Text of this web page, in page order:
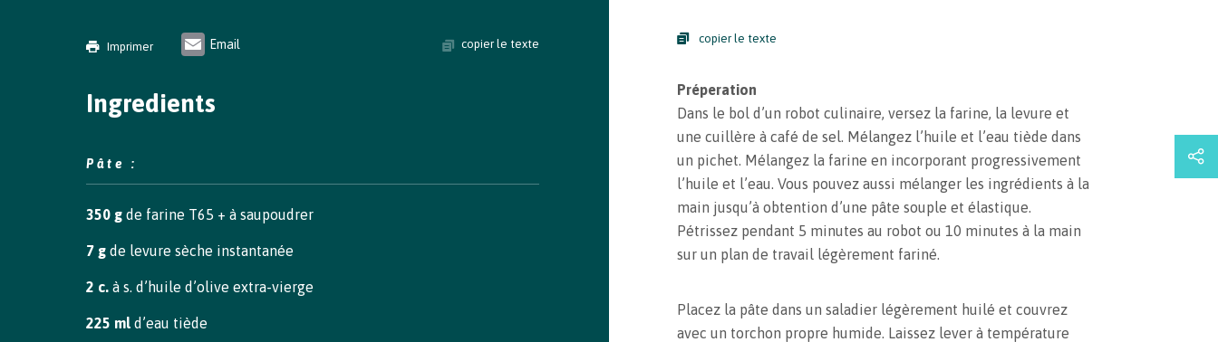
Imprimer Email copier le texte
Ingredients
Pâte :
350 g de farine T65 + à saupoudrer
7 g de levure sèche instantanée
2 c. à s. d’huile d’olive extra-vierge
225 ml d’eau tiède
copier le texte
Préperation
Dans le bol d’un robot culinaire, versez la farine, la levure et
une cuillère à café de sel. Mélangez l’huile et l’eau tiède dans
un pichet. Mélangez la farine en incorporant progressivement
l’huile et l’eau. Vous pouvez aussi mélanger les ingrédients à la
main jusqu’à obtention d’une pâte souple et élastique.
Pétrissez pendant 5 minutes au robot ou 10 minutes à la main
sur un plan de travail légèrement fariné.
Placez la pâte dans un saladier légèrement huilé et couvrez
avec un torchon propre humide. Laissez lever à température